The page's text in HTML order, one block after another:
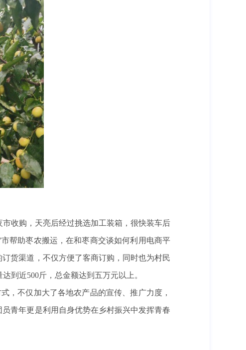
收购，天亮后经过挑选加工装箱，很快装车后
帮助枣农搬运，在和枣商交谈如何利用电商平
货渠道，不仅方便了客商订购，同时也为村民
到近500斤，总金额达到五万元以上。
，不仅加大了各地农产品的宣传、推广力度，
青年更是利用自身优势在乡村振兴中发挥青春